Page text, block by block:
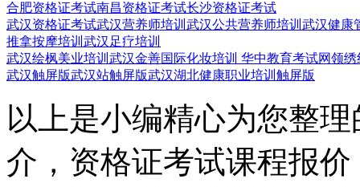
合肥资格证考试南昌资格证考试长沙资格证考试
武汉资格证考试武汉营养师培训 武汉公共营养师培训 武汉健康
推拿按摩培训 武汉足疗培训
武汉绘枫美业培训 武汉金善国际化妆培训 华中教育考试网领绣
武汉触屏版武汉站触屏版武汉湖北健康职业培训触屏版
以上是小编精心为您整
介，资格证考试课程报